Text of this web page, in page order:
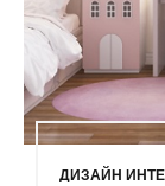
ДИЗАЙН